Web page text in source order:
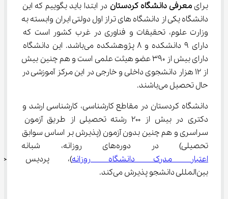
برای معرفی دانشگاه کردستان در ابتدا باید بگوییم که این
دانشگاه یکی از دانشگاه های تراز اول دولتی ایران وابسته به
وزارت علوم، تحقیقات و فناوری در غرب کشور است که
دارای 9 دانشکده و 8 پژوهشکده می‌باشد. این دانشگاه
دارای بیش از 390 عضو هیئت علمی است و هم چنین بیش
از 12 هزار دانشجوی داخلی و خارجی در این مرکز آموزشی در
حال تحصیل می‌باشند.
دانشگاه کردستان در مقاطع کارشناسی، کارشناسی ارشد و
دکتری در بیش از 200 رشته تحصیلی از طریق آزمون
سراسری و هم چنین بدون آزمون (پذیرش بر اساس سوابق
تحصیلی) در دوره‌های روزانه، شبانه (نوبت دوم، مشابه
اعتبار مدرک دانشگاه روزانه)، پردیس
بین‌المللی دانشجو پذیرش می‌کند.